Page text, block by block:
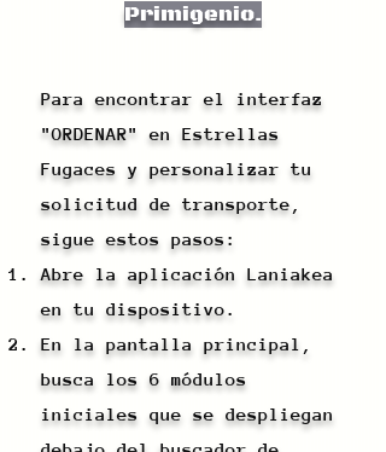
Primigenio.
Para encontrar el interfaz
"ORDENAR" en Estrellas
Fugaces y personalizar tu
solicitud de transporte,
sigue estos pasos:
Abre la aplicación Laniakea
en tu dispositivo.
En la pantalla principal,
busca los 6 módulos
iniciales que se despliegan